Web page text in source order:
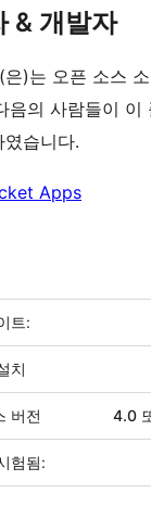
& 개발자
)는 오픈 소스
음의 사람들이 이
습니다.
Apps
트:
치
버전 4.0
험됨: